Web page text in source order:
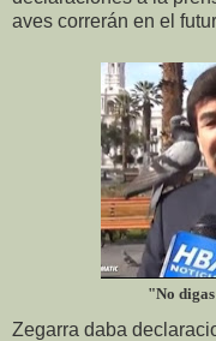
aves correrán en el
"No
Zegarra daba